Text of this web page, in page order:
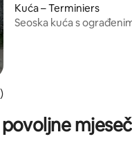
ocjena: 5/5, recenzija: 16
Kuća – Terminiers
Seoska kuća s